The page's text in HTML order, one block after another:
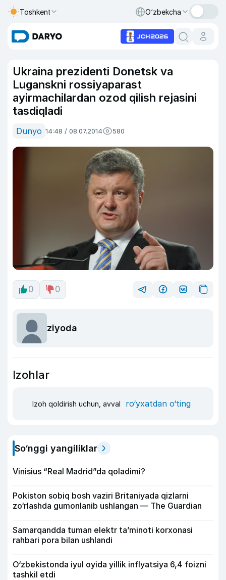
Toshkent O‘zbekcha
Ukraina prezidenti Donetsk va
Luganskni rossiyaparast
ayirmachilardan ozod qilish rejasini
tasdiqladi
Dunyo 14:48 / 08.07.2014 580
0 0
ziyoda
Izohlar
Izoh qoldirish uchun, avval ro‘yxatdan o‘ting
So‘nggi yangiliklar
Vinisius “Real Madrid”da qoladimi?
Pokiston sobiq bosh vaziri Britaniyada qizlarni
zo‘rlashda gumonlanib ushlangan — The Guardian
Samarqandda tuman elektr ta’minoti korxonasi
rahbari pora bilan ushlandi
O‘zbekistonda iyul oyida yillik inflyatsiya 6,4 foizni
tashkil etdi